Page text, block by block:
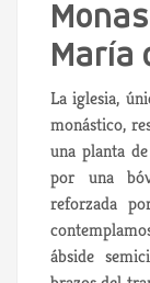
María
La iglesia,
monástico,
una planta
por una
reforzada
ábside